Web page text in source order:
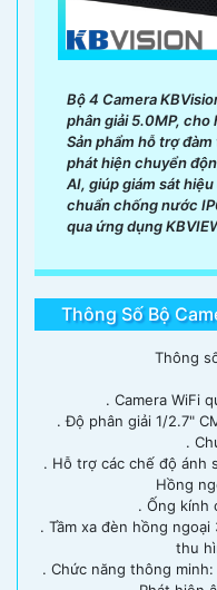
Bộ 4 Camera
phân giải 5.0MP,
Sản phẩm hỗ trợ
phát hiện chuyển
AI, giúp giám sát
chuẩn chống nước
qua ứng dụng
Thông Số Bộ
Thông
. Camera WiFi
. Độ phân giải 1/2.7"
.
. Hỗ trợ các chế độ ánh
Hồng
. Ống kính
. Tầm xa đèn hồng ngoại
thu
. Chức năng thông